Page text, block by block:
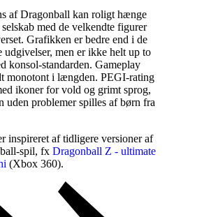
af Dragonball kan roligt hænge
med de velkendte figurer
Grafikken er bedre end i de
udgivelser, men er ikke helt up to
konsol-standarden. Gameplay
monotont i længden. PEGI-rating
ikoner for vold og grimt sprog,
uden problemer spilles af børn fra
inspireret af tidligere versioner af
spil, fx Dragonball Z - ultimate
(Xbox 360).